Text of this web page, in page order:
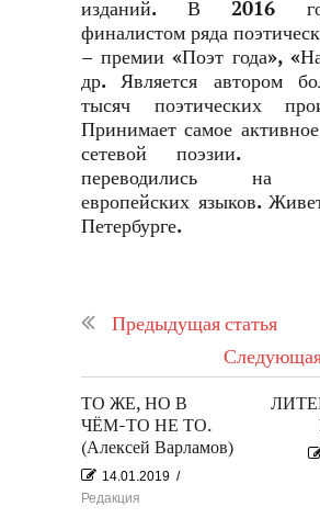
изданий. В 2016
финалистом ряда
– премии «Поэт года»,
др. Является автором
тысяч поэтических
Принимает самое
сетевой
переводились на
европейских языков.
Петербурге.
Предыдущая статья
Следующая
ТО ЖЕ, НО В
ЧЁМ-ТО НЕ ТО.
(Алексей Варламов)
14.01.2019 /
Редакция